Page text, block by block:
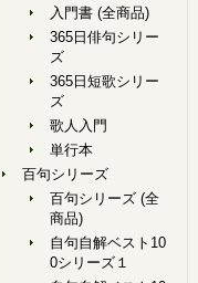
入門書 (全商品)
365日俳句シリー
ズ
365日短歌シリー
ズ
歌人入門
単行本
百句シリーズ
百句シリーズ (全
商品)
自句自解ベスト10
0シリーズ１